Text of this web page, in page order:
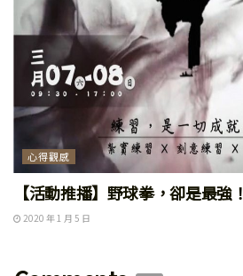
心得觀感
【活動推播】野球拳，卻是最強！
2020 年 1 月 5 日